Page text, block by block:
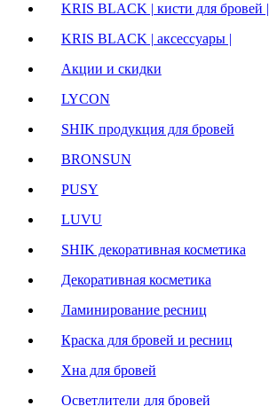
KRIS BLACK | кисти для бровей |
KRIS BLACK | аксессуары |
Акции и скидки
LYCON
SHIK продукция для бровей
BRONSUN
PUSY
LUVU
SHIK декоративная косметика
Декоративная косметика
Ламинирование ресниц
Краска для бровей и ресниц
Хна для бровей
Осветлители для бровей